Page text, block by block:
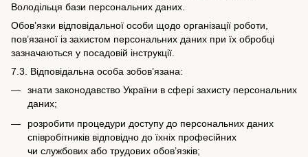
Володільця бази персональних даних.
Обов’язки відповідальної особи щодо організації роботи,
пов’язаної із захистом персональних даних при їх обробці
зазначаються у посадовій інструкції.
7.3. Відповідальна особа зобов’язана:
знати законодавство України в сфері захисту персональних
даних;
розробити процедури доступу до персональних даних
співробітників відповідно до їхніх професійних
чи службових або трудових обов’язків;